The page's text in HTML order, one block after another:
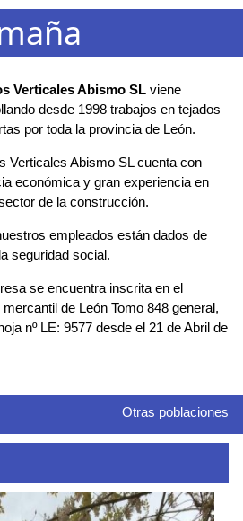
Verticales Abismo SL viene
desde 1998 trabajos en tejados
por toda la provincia de León.
Verticales Abismo SL cuenta con
económica y gran experiencia en
de la construcción.
empleados están dados de
seguridad social.
se encuentra inscrita en el
mercantil de León Tomo 848 general,
nº LE: 9577 desde el 21 de Abril de
Otras poblaciones